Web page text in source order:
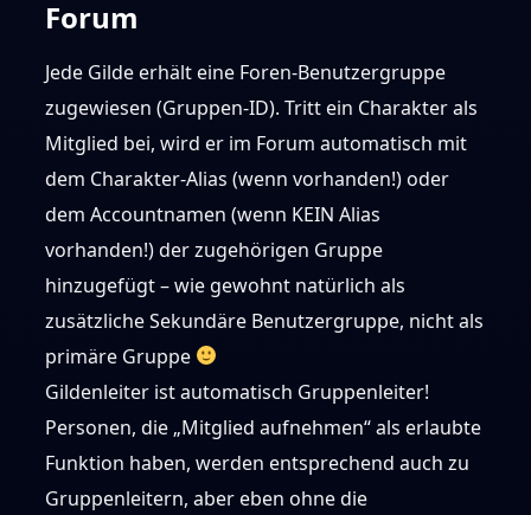
Forum
Jede Gilde erhält eine Foren-Benutzergruppe
zugewiesen (Gruppen-ID). Tritt ein Charakter als
Mitglied bei, wird er im Forum automatisch mit
dem Charakter-Alias (wenn vorhanden!) oder
dem Accountnamen (wenn KEIN Alias
vorhanden!) der zugehörigen Gruppe
hinzugefügt – wie gewohnt natürlich als
zusätzliche Sekundäre Benutzergruppe, nicht als
primäre Gruppe
Gildenleiter ist automatisch Gruppenleiter!
Personen, die „Mitglied aufnehmen“ als erlaubte
Funktion haben, werden entsprechend auch zu
Gruppenleitern, aber eben ohne die